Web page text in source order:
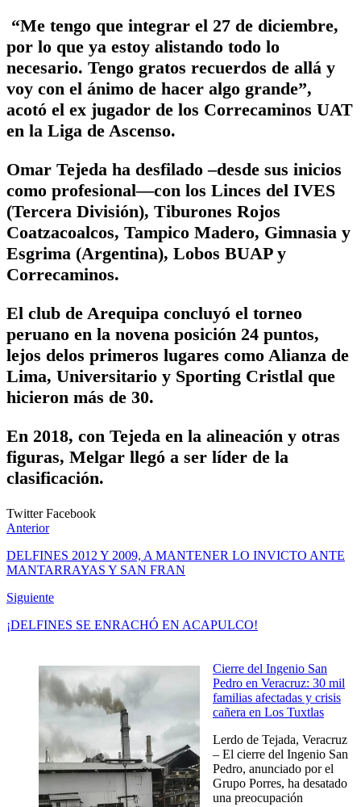
“Me tengo que integrar el 27 de diciembre,
por lo que ya estoy alistando todo lo
necesario. Tengo gratos recuerdos de allá y
voy con el ánimo de hacer algo grande”,
acotó el ex jugador de los Correcaminos UAT
en la Liga de Ascenso.
Omar Tejeda ha desfilado –desde sus inicios
como profesional—con los Linces del IVES
(Tercera División), Tiburones Rojos
Coatzacoalcos, Tampico Madero, Gimnasia y
Esgrima (Argentina), Lobos BUAP y
Correcaminos.
El club de Arequipa concluyó el torneo
peruano en la novena posición 24 puntos,
lejos delos primeros lugares como Alianza de
Lima, Universitario y Sporting Cristlal que
hicieron más de 30.
En 2018, con Tejeda en la alineación y otras
figuras, Melgar llegó a ser líder de la
clasificación.
TwitterFacebook
Anterior
DELFINES 2012 Y 2009, A MANTENER LO INVICTO ANTE
MANTARRAYAS Y SAN FRAN
Siguiente
¡DELFINES SE ENRACHÓ EN ACAPULCO!
Cierre del Ingenio San
Pedro en Veracruz: 30 mil
familias afectadas y crisis
cañera en Los Tuxtlas
Lerdo de Tejada, Veracruz
– El cierre del Ingenio San
Pedro, anunciado por el
Grupo Porres, ha desatado
una preocupación